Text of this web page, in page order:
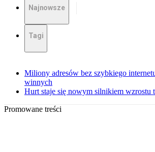
Najnowsze
Tagi
Miliony adresów bez szybkiego
winnych
Hurt staje się nowym silnikiem wzrostu
Promowane treści